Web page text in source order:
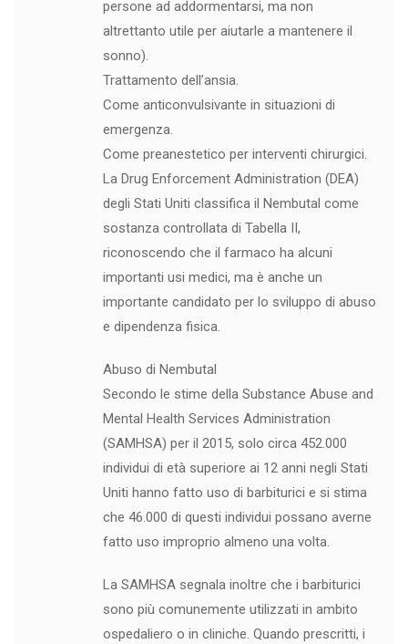
persone ad addormentarsi, ma non
altrettanto utile per aiutarle a mantenere il
sonno).
Trattamento dell’ansia.
Come anticonvulsivante in situazioni di
emergenza.
Come preanestetico per interventi chirurgici.
La Drug Enforcement Administration (DEA)
degli Stati Uniti classifica il Nembutal come
sostanza controllata di Tabella II,
riconoscendo che il farmaco ha alcuni
importanti usi medici, ma è anche un
importante candidato per lo sviluppo di abuso
e dipendenza fisica.
Abuso di Nembutal
Secondo le stime della Substance Abuse and
Mental Health Services Administration
(SAMHSA) per il 2015, solo circa 452.000
individui di età superiore ai 12 anni negli Stati
Uniti hanno fatto uso di barbiturici e si stima
che 46.000 di questi individui possano averne
fatto uso improprio almeno una volta.
La SAMHSA segnala inoltre che i barbiturici
sono più comunemente utilizzati in ambito
ospedaliero o in cliniche. Quando prescritti, i